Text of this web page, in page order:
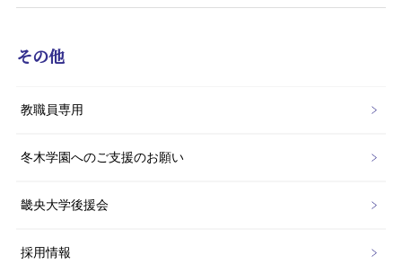
その他
教職員専用
冬木学園へのご支援のお願い
畿央大学後援会
採用情報